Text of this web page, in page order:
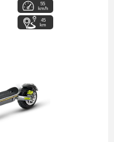
55
km/h
45
km